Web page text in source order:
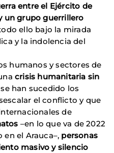
entre el Ejército de
un grupo guerrillero
ello bajo la mirada
y la indolencia del
humanos y sectores de
crisis humanitaria sin
han sucedido los
el conflicto y que
de
–en lo que va de 2022
en el Arauca–, personas
masivo y silencio